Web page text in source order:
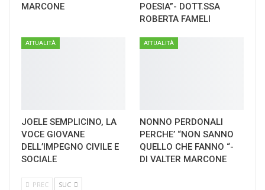
MARCONE
POESIA”- DOTT.SSA
ROBERTA FAMELI
ATTUALITÀ
JOELE SEMPLICINO, LA
VOCE GIOVANE
DELL’IMPEGNO CIVILE E
SOCIALE
ATTUALITÀ
NONNO PERDONALI
PERCHE’ “NON SANNO
QUELLO CHE FANNO “-
DI VALTER MARCONE
PREC SUC